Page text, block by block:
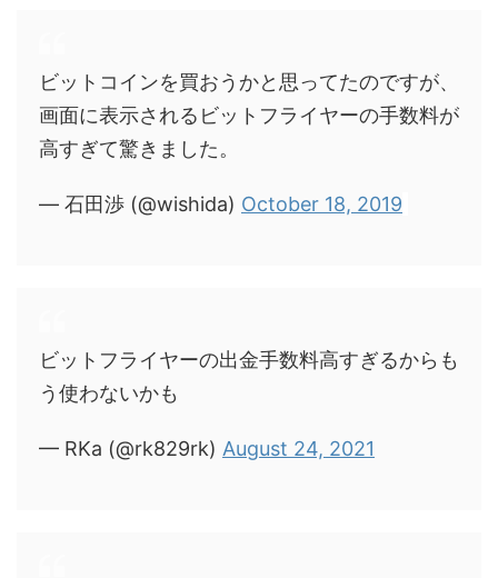
ビットコインを買おうかと思ってたのですが、
画面に表示されるビットフライヤーの手数料が
高すぎて驚きました。
— 石田渉 (@wishida) October 18, 2019
ビットフライヤーの出金手数料高すぎるからも
う使わないかも
— RKa (@rk829rk) August 24, 2021